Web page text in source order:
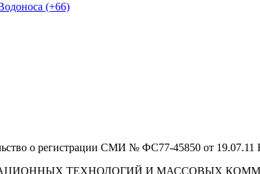
(+66)
о регистрации СМИ № ФС77-45850 от
ТЕХНОЛОГИЙ И МАССОВЫХ